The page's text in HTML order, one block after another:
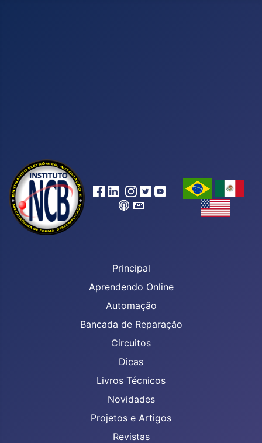
Principal
Aprendendo Online
Automação
Bancada de Reparação
Circuitos
Dicas
Livros Técnicos
Novidades
Projetos e Artigos
Revistas